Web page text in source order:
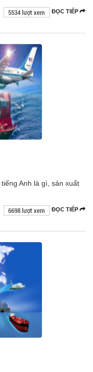
ĐỌC TIẾP
5534 lượt xem
Anh là gì, sản xuất
ĐỌC TIẾP
6698 lượt xem